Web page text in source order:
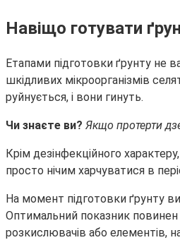
Навіщо готувати
Етапами підготовки ґрунту не
шкідливих мікроорганізмів
руйнується, і вони гинуть.
Чи знаєте ви? Якщо протерти
Крім дезінфекційного
просто нічим харчуватися в
На момент підготовки ґрунту
Оптимальний показник повинен
розкислювачів або елементів,